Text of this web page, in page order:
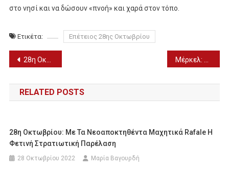
στο νησί και να δώσουν «πνοή» και χαρά στον τόπο.
Ετικέτα: Επέτειος 28ης Οκτωβρίου
Πλοήγηση
άρθρων
28η Οκτωβρίου-Θεσσαλονίκη: Έκλεψε την παράσταση η πτώση των αλεξιπτωτιστών στην στρατιωτική παρέλαση (Βίντεο)
RELATED POSTS
28η Οκτωβρίου: Με Τα Νεοαποκτηθέντα Μαχητικά Rafale Η
Φετινή Στρατιωτική Παρέλαση
28 Οκτωβρίου 2022 Μαρία Βαγουρδή